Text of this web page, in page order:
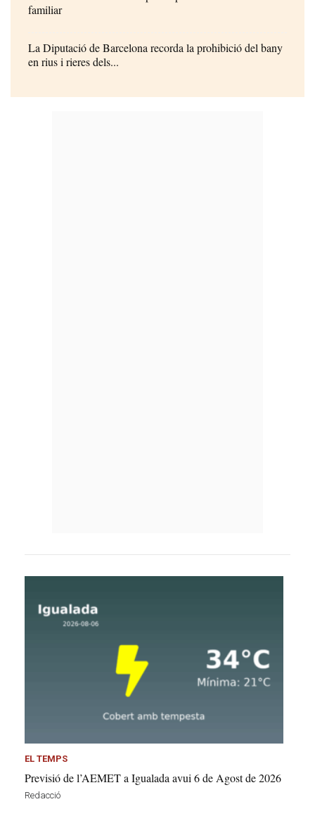
familiar
La Diputació de Barcelona recorda la prohibició del bany
en rius i rieres dels...
EL TEMPS
Previsió de l’AEMET a Igualada avui 6 de Agost de 2026
Redacció